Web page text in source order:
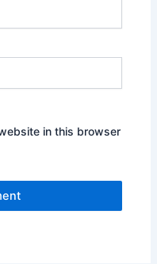
in this browser